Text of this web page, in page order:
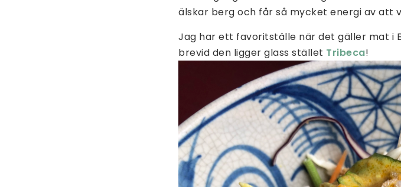
älskar berg och får så mycket energi av att
Jag har ett favoritställe när det gäller mat i
brevid den ligger glass stället Tribeca!